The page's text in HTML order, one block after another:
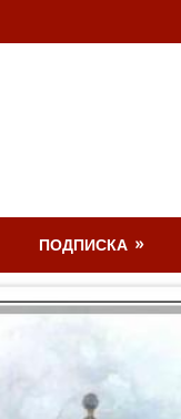
ПОДПИСКА